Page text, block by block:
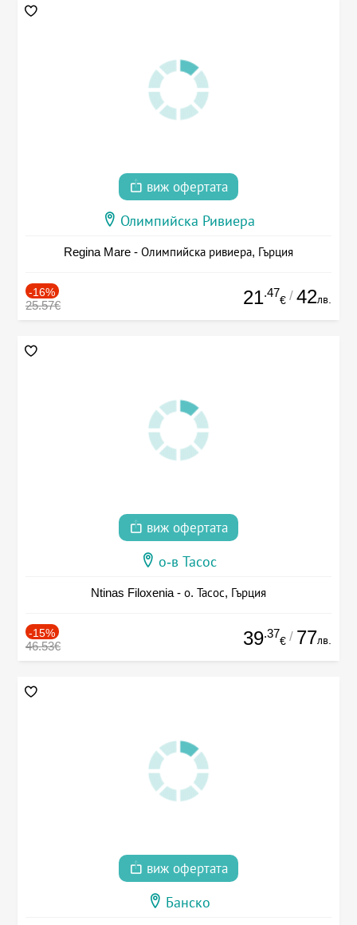
виж офертата
Олимпийска Ривиера
Regina Mare - Олимпийска ривиера, Гърция
-16%
25.57€ 21.47
€ / 42лв.
виж офертата
о-в Тасос
Ntinas Filoxenia - о. Тасос, Гърция
-15%
46.53€ 39.37
€ / 77лв.
виж офертата
Банско